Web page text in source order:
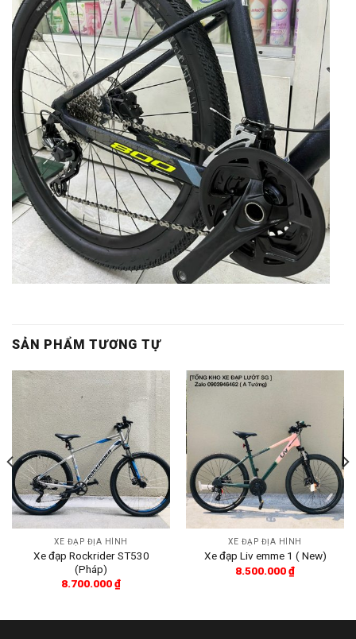
SẢN PHẨM TƯƠNG TỰ
XE ĐẠP ĐỊA HÌNH
Xe đạp Rockrider ST530
(Pháp)
8.700.000₫
XE ĐẠP ĐỊA HÌNH
Xe đạp Liv emme 1 ( New)
8.500.000₫